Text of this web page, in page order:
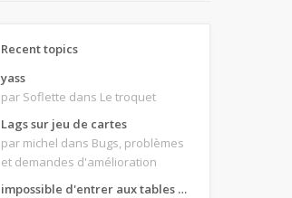
Recent topics
yass
par Soflette dans Le troquet
Lags sur jeu de cartes
par michel dans Bugs, problèmes
et demandes d'amélioration
impossible d'entrer aux tables de jeux